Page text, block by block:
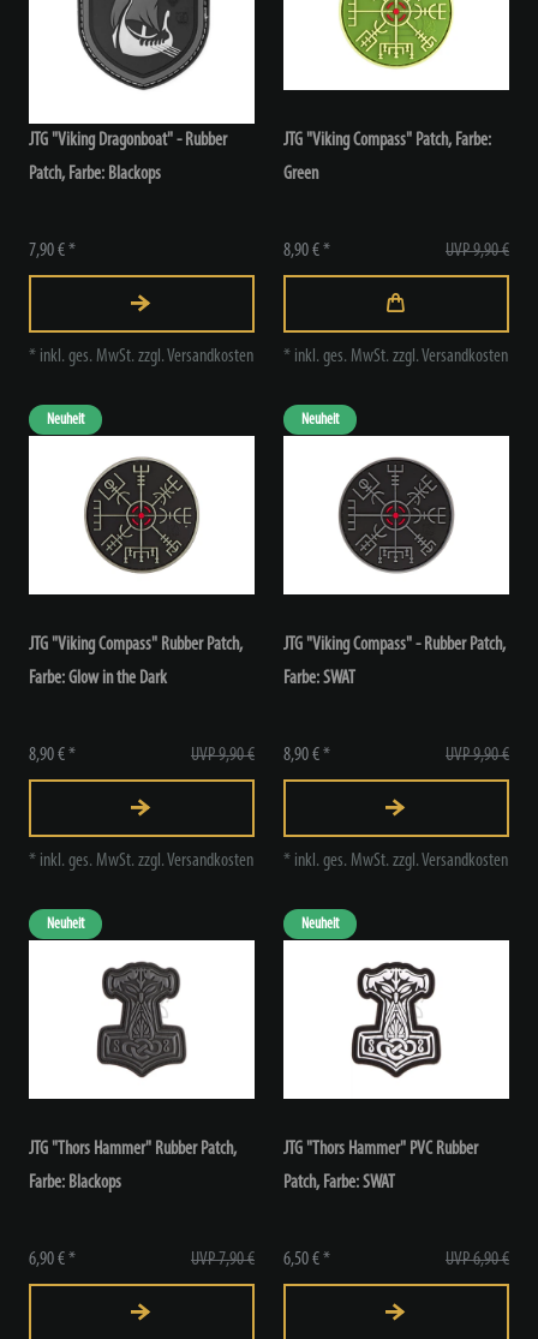
JTG "Viking Dragonboat" - Rubber
Patch, Farbe: Blackops
7,90 € *
* inkl. ges. MwSt. zzgl.Versandkosten
JTG "Viking Compass" Patch, Farbe:
Green
UVP 9,90 €
8,90 € *
* inkl. ges. MwSt. zzgl.Versandkosten
Neuheit
JTG "Viking Compass" Rubber Patch,
Farbe: Glow in the Dark
UVP 9,90 €
8,90 € *
* inkl. ges. MwSt. zzgl.Versandkosten
Neuheit
JTG "Viking Compass" - Rubber Patch,
Farbe: SWAT
UVP 9,90 €
8,90 € *
* inkl. ges. MwSt. zzgl.Versandkosten
Neuheit
JTG "Thors Hammer" Rubber Patch,
Farbe: Blackops
UVP 7,90 €
6,90 € *
Neuheit
JTG "Thors Hammer" PVC Rubber
Patch, Farbe: SWAT
UVP 6,90 €
6,50 € *